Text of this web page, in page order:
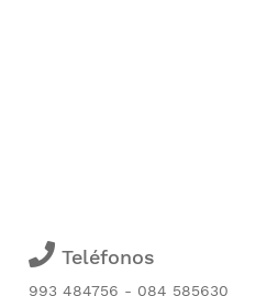
Teléfonos
993 484756 - 084 585630